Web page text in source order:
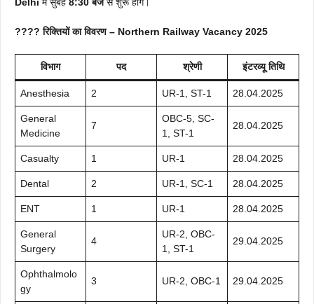
Delhi में सुबह 8:30 बजेसे शुरू होंगे।
???? रिक्तियों का विवरण – Northern Railway Vacancy 2025
विभाग पद श्रेणी इंटरव्यू तिथि
Anesthesia 2 UR-1, ST-1 28.04.2025
General
Medicine
7
OBC-5, SC-
1, ST-1
28.04.2025
Casualty 1 UR-1 28.04.2025
Dental 2 UR-1, SC-1 28.04.2025
ENT 1 UR-1 28.04.2025
General
Surgery
4
UR-2, OBC-
1, ST-1
29.04.2025
Ophthalmolo
gy
3 UR-2, OBC-1 29.04.2025